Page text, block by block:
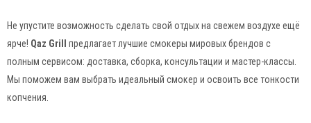
Не упустите возможность сделать свой отдых на свежем воздухе ещё
ярче! Qaz Grill
предлагает лучшие смокеры мировых брендов с
полным сервисом: доставка, сборка, консультации и мастер-классы.
Мы поможем вам выбрать идеальный смокер и освоить все тонкости
копчения.